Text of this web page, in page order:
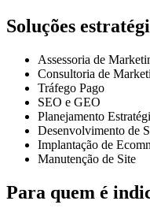
Soluções
Assessoria de
Consultoria de
Tráfego Pago
SEO e GEO
Planejamento
Desenvolvimento de
Implantação de
Manutenção de Site
Para quem é